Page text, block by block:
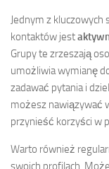
Jednym z
kontaktów jest
Grupy te zrzeszają
umożliwia wymianę
zadawać pytania i
możesz nawiązywać
przynieść korzyści w
Warto również
swoich profilach.